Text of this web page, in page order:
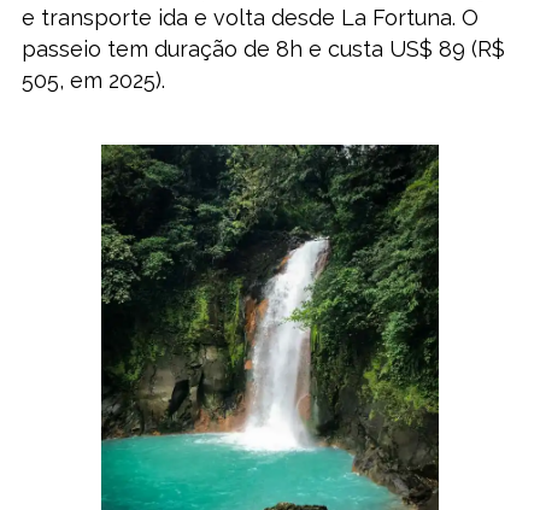
e transporte ida e volta desde La Fortuna. O
passeio tem duração de 8h e custa US$ 89 (R$
505, em 2025).